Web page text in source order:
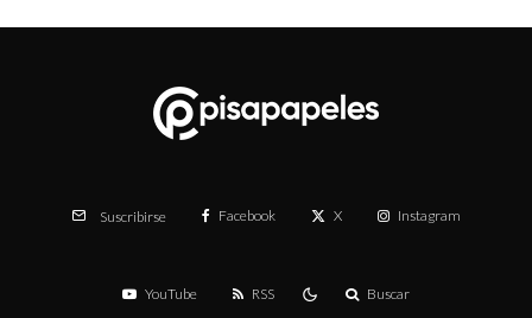
Suscribirse Facebook X Instagram
YouTube RSS Buscar